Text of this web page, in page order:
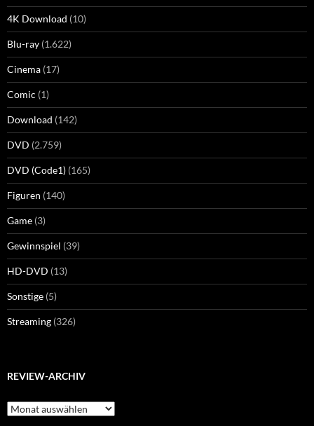
4K Download (10)
Blu-ray (1.622)
Cinema (17)
Comic (1)
Download (142)
DVD (2.759)
DVD (Code1) (165)
Figuren (140)
Game (3)
Gewinnspiel (39)
HD-DVD (13)
Sonstige (5)
Streaming (326)
REVIEW-ARCHIV
Review-
Archiv